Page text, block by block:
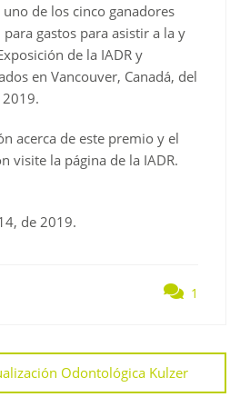
de los cinco ganadores
gastos para asistir a la y
de la IADR y
en Vancouver, Canadá, del
acerca de este premio y el
visite la página de la IADR.
de 2019.
1
Odontológica Kulzer